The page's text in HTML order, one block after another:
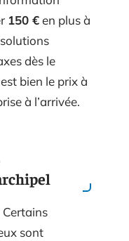
150 €en plus à
dès le
bien le prix à
à l’arrivée.
Certains
sont